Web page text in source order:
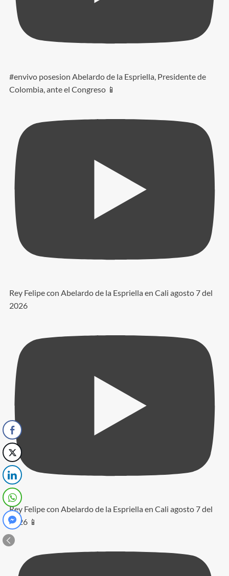
#envivo posesion Abelardo de la Espriella, Presidente de
Colombia, ante el Congreso 📱
Rey Felipe con Abelardo de la Espriella en Cali agosto 7 del
2026
Rey Felipe con Abelardo de la Espriella en Cali agosto 7 del
2026 📱